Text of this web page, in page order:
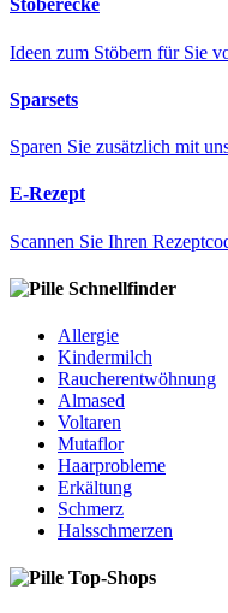
Stöberecke
Ideen zum Stöbern für Sie
Sparsets
Sparen Sie zusätzlich mit
E-Rezept
Scannen Sie Ihren
Schnellfinder
Allergie
Kindermilch
Raucherentwöhnung
Almased
Voltaren
Mutaflor
Haarprobleme
Erkältung
Schmerz
Halsschmerzen
Top-Shops